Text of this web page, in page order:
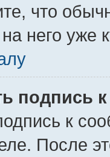
что
него уже
подпись
к
После